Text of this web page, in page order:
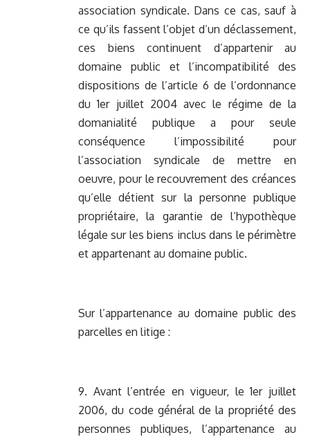
association syndicale. Dans ce cas, sauf à
ce qu’ils fassent l’objet d’un déclassement,
ces biens continuent d’appartenir au
domaine public et l’incompatibilité des
dispositions de l’article 6 de l’ordonnance
du 1er juillet 2004 avec le régime de la
domanialité publique a pour seule
conséquence l’impossibilité pour
l’association syndicale de mettre en
oeuvre, pour le recouvrement des créances
qu’elle détient sur la personne publique
propriétaire, la garantie de l’hypothèque
légale sur les biens inclus dans le périmètre
et appartenant au domaine public.
Sur l’appartenance au domaine public des
parcelles en litige :
9. Avant l’entrée en vigueur, le 1er juillet
2006, du code général de la propriété des
personnes publiques, l’appartenance au